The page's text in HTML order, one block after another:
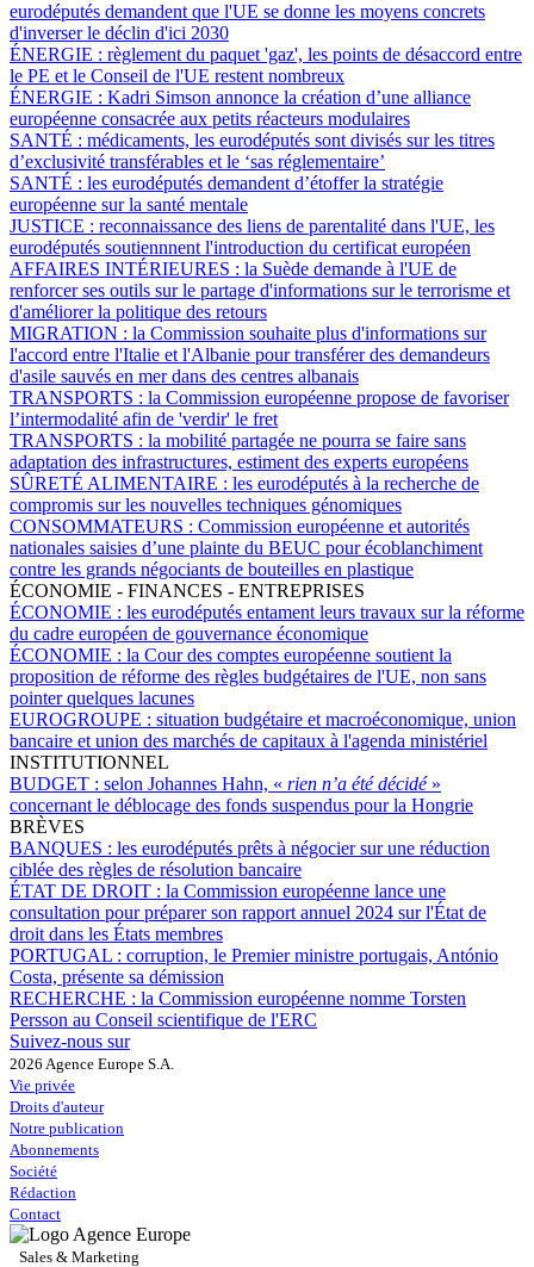
eurodéputés demandent que l'UE se donne les moyens concrets
d'inverser le déclin d'ici 2030
ÉNERGIE : règlement du paquet 'gaz', les points de désaccord entre
le PE et le Conseil de l'UE restent nombreux
ÉNERGIE : Kadri Simson annonce la création d’une alliance
européenne consacrée aux petits réacteurs modulaires
SANTÉ : médicaments, les eurodéputés sont divisés sur les titres
d’exclusivité transférables et le ‘sas réglementaire’
SANTÉ : les eurodéputés demandent d’étoffer la stratégie
européenne sur la santé mentale
JUSTICE : reconnaissance des liens de parentalité dans l'UE, les
eurodéputés soutiennnent l'introduction du certificat européen
AFFAIRES INTÉRIEURES : la Suède demande à l'UE de
renforcer ses outils sur le partage d'informations sur le terrorisme et
d'améliorer la politique des retours
MIGRATION : la Commission souhaite plus d'informations sur
l'accord entre l'Italie et l'Albanie pour transférer des demandeurs
d'asile sauvés en mer dans des centres albanais
TRANSPORTS : la Commission européenne propose de favoriser
l’intermodalité afin de 'verdir' le fret
TRANSPORTS : la mobilité partagée ne pourra se faire sans
adaptation des infrastructures, estiment des experts européens
SÛRETÉ ALIMENTAIRE : les eurodéputés à la recherche de
compromis sur les nouvelles techniques génomiques
CONSOMMATEURS : Commission européenne et autorités
nationales saisies d’une plainte du BEUC pour écoblanchiment
contre les grands négociants de bouteilles en plastique
ÉCONOMIE - FINANCES - ENTREPRISES
ÉCONOMIE : les eurodéputés entament leurs travaux sur la réforme
du cadre européen de gouvernance économique
ÉCONOMIE : la Cour des comptes européenne soutient la
proposition de réforme des règles budgétaires de l'UE, non sans
pointer quelques lacunes
EUROGROUPE : situation budgétaire et macroéconomique, union
bancaire et union des marchés de capitaux à l'agenda ministériel
INSTITUTIONNEL
BUDGET : selon Johannes Hahn, « rien n’a été décidé »
concernant le déblocage des fonds suspendus pour la Hongrie
BRÈVES
BANQUES : les eurodéputés prêts à négocier sur une réduction
ciblée des règles de résolution bancaire
ÉTAT DE DROIT : la Commission européenne lance une
consultation pour préparer son rapport annuel 2024 sur l'État de
droit dans les États membres
PORTUGAL : corruption, le Premier ministre portugais, António
Costa, présente sa démission
RECHERCHE : la Commission européenne nomme Torsten
Persson au Conseil scientifique de l'ERC
Suivez-nous sur
2026 Agence Europe S.A.
Vie privée
Droits d'auteur
Notre publication
Abonnements
Société
Rédaction
Contact
Sales & Marketing